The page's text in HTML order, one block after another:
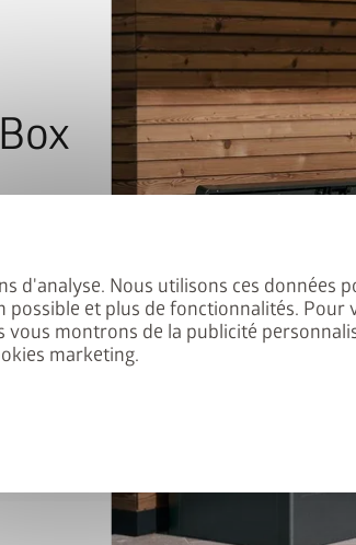
d'analyse. Nous utilisons ces données
possible et plus de fonctionnalités. Pour
montrons de la publicité
marketing.
pour
sort.